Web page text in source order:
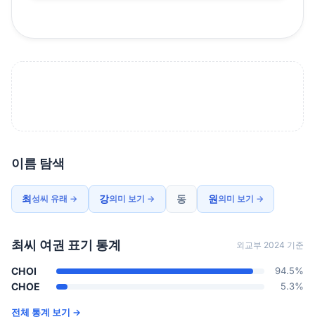
이름 탐색
최성씨 유래 → 강의미 보기 → 동 원의미 보기 →
최씨 여권 표기 통계 외교부 2024 기준
CHOI 94.5%
CHOE 5.3%
전체 통계 보기 →